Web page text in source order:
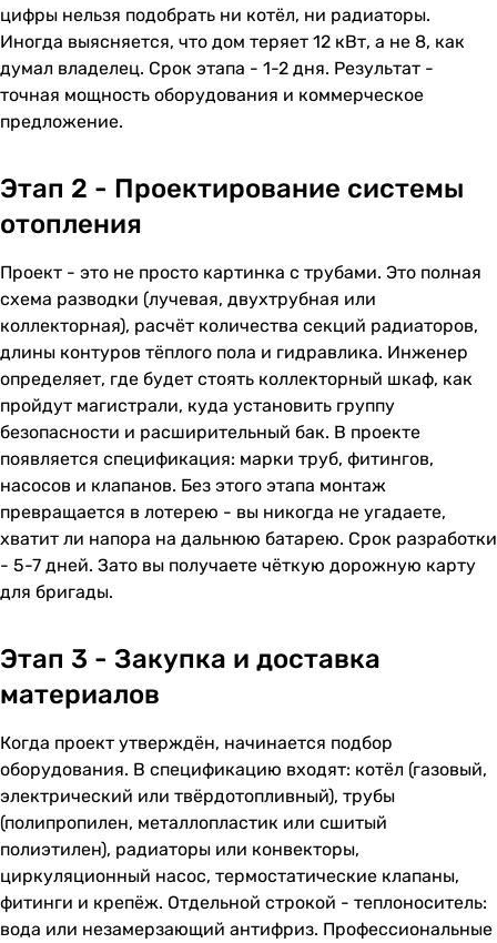
цифры нельзя подобрать ни котёл, ни радиаторы.
Иногда выясняется, что дом теряет 12 кВт, а не 8, как
думал владелец. Срок этапа - 1-2 дня. Результат -
точная мощность оборудования и коммерческое
предложение.
Этап 2 - Проектирование системы
отопления
Проект - это не просто картинка с трубами. Это полная
схема разводки (лучевая, двухтрубная или
коллекторная), расчёт количества секций радиаторов,
длины контуров тёплого пола и гидравлика. Инженер
определяет, где будет стоять коллекторный шкаф, как
пройдут магистрали, куда установить группу
безопасности и расширительный бак. В проекте
появляется спецификация: марки труб, фитингов,
насосов и клапанов. Без этого этапа монтаж
превращается в лотерею - вы никогда не угадаете,
хватит ли напора на дальнюю батарею. Срок разработки
- 5-7 дней. Зато вы получаете чёткую дорожную карту
для бригады.
Этап 3 - Закупка и доставка
материалов
Когда проект утверждён, начинается подбор
оборудования. В спецификацию входят: котёл (газовый,
электрический или твёрдотопливный), трубы
(полипропилен, металлопластик или сшитый
полиэтилен), радиаторы или конвекторы,
циркуляционный насос, термостатические клапаны,
фитинги и крепёж. Отдельной строкой - теплоноситель:
вода или незамерзающий антифриз. Профессиональные